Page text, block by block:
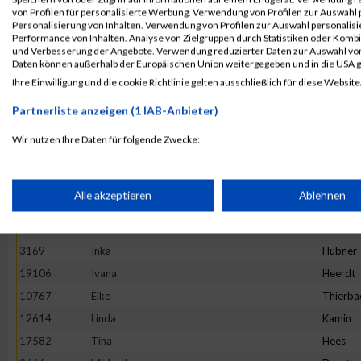
13982
Maria Ivanova
16781
Stefanie Prehm
11527
Rebecca
20265
Kinga
18782
Stephanie
10325
Ano Nym
Natalie
3169
Inka Hübner
19106
Ivana Heerdt
10767
Eike
12614
Linda Kamin
17582
Tina Hees
von Profilen für personalisierte Werbung. Verwendung von Profilen zur
Personalisierung von Inhalten. Verwendung von Profilen zur Auswahl
Performance von Inhalten. Analyse von Zielgruppen durch Statistiken oder
und Verbesserung der Angebote. Verwendung reduzierter Daten zur Auswahl
Daten können außerhalb der Europäischen Union weitergegeben und in die USA
Ihre Einwilligung und die cookie Richtlinie gelten ausschließlich für diese
Partnerliste anzeigen (1 IAB-Anbieter)
Wir nutzen Ihre Daten für folgende Zwecke:
Speichern von oder Zugriff auf Informationen auf einem
Erstellung von Profilen für personalisierte Werbung
Verwendung von Profilen zur Auswahl personalisierter Werbung
Alle akzeptieren Ablehnen